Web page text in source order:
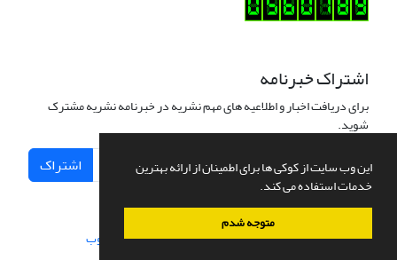
این وب سایت از کوکی ها برای اطمینان از ارائه بهترین
خدمات استفاده می کند.
متوجه شدم
اشتراک خبرنامه
برای دریافت اخبار و اطلاعیه های مهم نشریه در خبرنامه نشریه مشترک
شوید.
اشتراک
سامانه مدیریت نشریات علمی.طراحی و پیاده سازی از سیناوب